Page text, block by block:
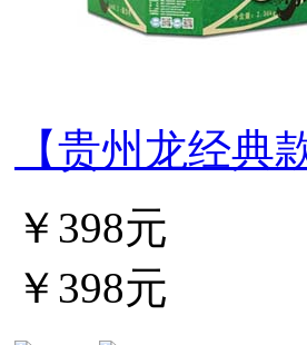
【贵州龙经典
￥398元
￥398元